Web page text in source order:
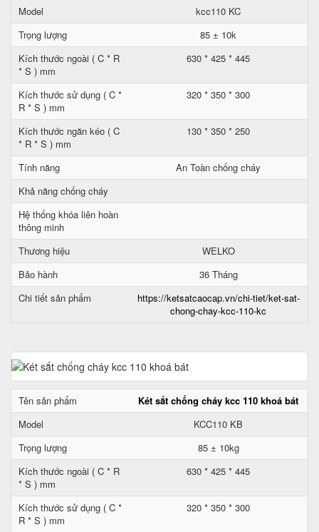
Model
kcc110 KC
Trọng lượng
85 ± 10k
Kích thước ngoài ( C * R
* S ) mm
630 * 425 * 445
Kích thước sử dụng ( C *
R * S ) mm
320 * 350 * 300
Kích thước ngăn kéo ( C
* R * S ) mm
130 * 350 * 250
Tính năng
An Toàn chống cháy
Khả năng chống cháy
Hệ thống khóa liên hoàn
thông minh
Thương hiệu
WELKO
Bảo hành
36 Tháng
Chi tiết sản phẩm
https://ketsatcaocap.vn/chi-tiet/ket-sat-
chong-chay-kcc-110-kc
Tên sản phẩm
Két sắt chống cháy kcc 110 khoá bát
Model
KCC110 KB
Trọng lượng
85 ± 10kg
Kích thước ngoài ( C * R
* S ) mm
630 * 425 * 445
Kích thước sử dụng ( C *
R * S ) mm
320 * 350 * 300